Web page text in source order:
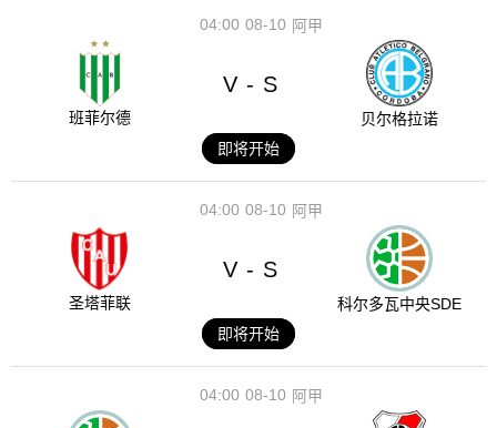
08-10
04:00 阿甲
班菲尔德
V - S
贝尔格拉诺
即将开始
08-10
04:00 阿甲
圣塔菲联
V - S
科尔多瓦中央SDE
即将开始
08-10
04:00 阿甲